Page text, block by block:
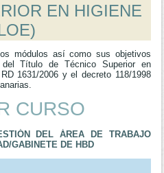
EN HIGIENE
módulos así como sus objetivos
Título de Técnico Superior en
1631/2006 y el decreto 118/1998
CURSO
DEL ÁREA DE TRABAJO
GABINETE DE HBD